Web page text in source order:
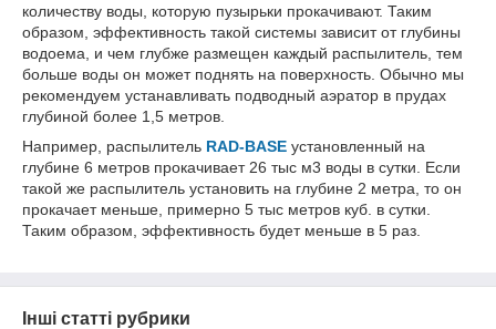
количеству воды, которую пузырьки прокачивают. Таким
образом, эффективность такой системы зависит от глубины
водоема, и чем глубже размещен каждый распылитель, тем
больше воды он может поднять на поверхность. Обычно мы
рекомендуем устанавливать подводный аэратор в прудах
глубиной более 1,5 метров.
Например, распылитель RAD-BASE установленный на
глубине 6 метров прокачивает 26 тыс м3 воды в сутки. Если
такой же распылитель установить на глубине 2 метра, то он
прокачает меньше, примерно 5 тыс метров куб. в сутки.
Таким образом, эффективность будет меньше в 5 раз.
Інші статті рубрики